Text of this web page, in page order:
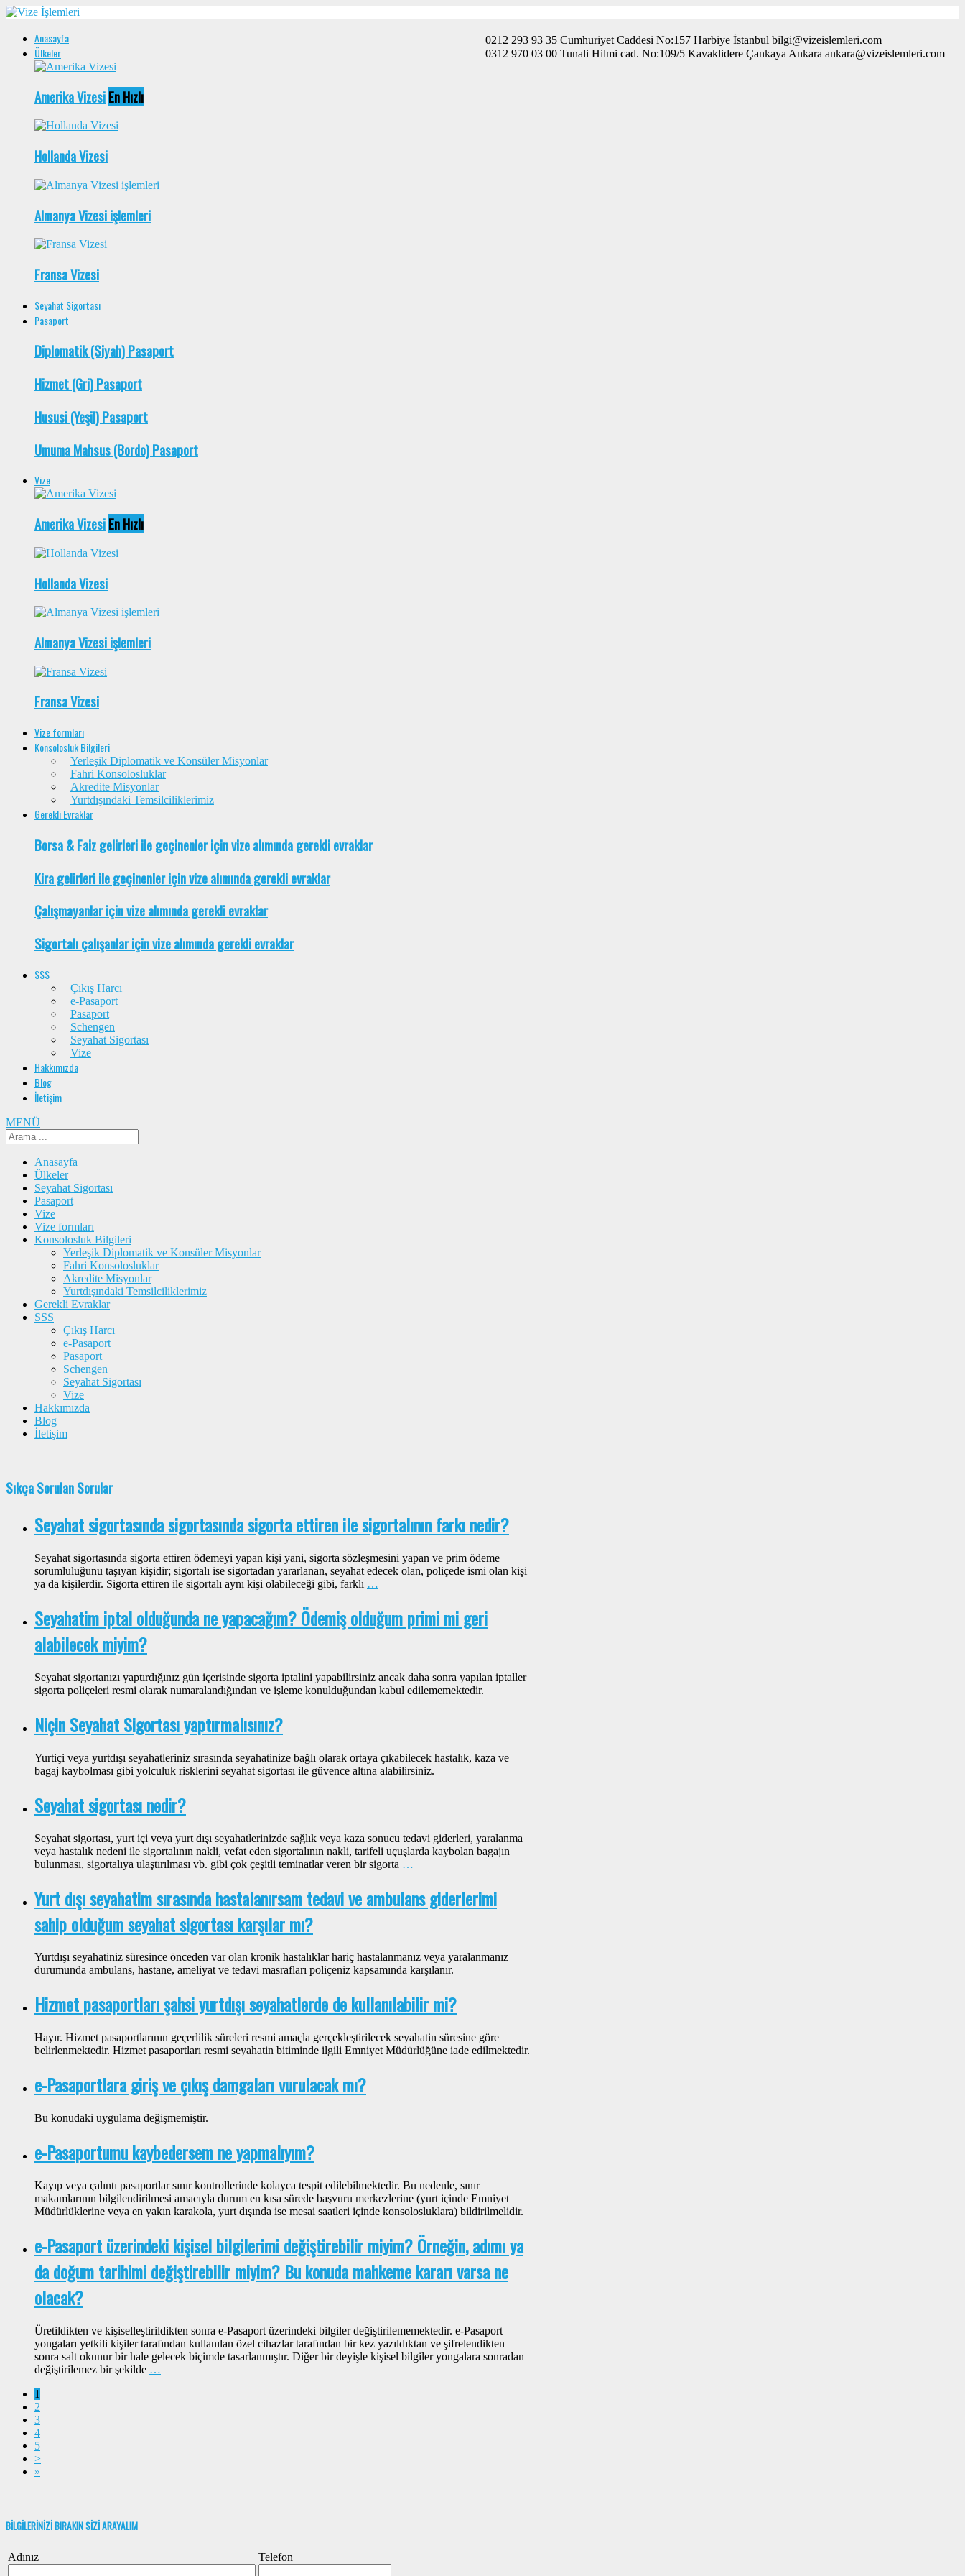
0212 293 93 35 Cumhuriyet Caddesi No:157 Harbiye İstanbul bilgi@vizeislemleri.com
0312 970 03 00 Tunali Hilmi cad. No:109/5 Kavaklidere Çankaya Ankara ankara@vizeislemleri.com
Anasayfa
Ülkeler
Amerika VizesiEn Hızlı
Hollanda Vizesi
Almanya Vizesi işlemleri
Fransa Vizesi
Seyahat Sigortası
Pasaport
Diplomatik (Siyah) Pasaport
Hizmet (Gri) Pasaport
Hususi (Yeşil) Pasaport
Umuma Mahsus (Bordo) Pasaport
Vize
Amerika VizesiEn Hızlı
Hollanda Vizesi
Almanya Vizesi işlemleri
Fransa Vizesi
Vize formları
Konsolosluk Bilgileri
Yerleşik Diplomatik ve Konsüler Misyonlar
Fahri Konsolosluklar
Akredite Misyonlar
Yurtdışındaki Temsilciliklerimiz
Gerekli Evraklar
Borsa & Faiz gelirleri ile geçinenler için vize alımında gerekli evraklar
Kira gelirleri ile geçinenler için vize alımında gerekli evraklar
Çalışmayanlar için vize alımında gerekli evraklar
Sigortalı çalışanlar için vize alımında gerekli evraklar
SSS
Çıkış Harcı
e-Pasaport
Pasaport
Schengen
Seyahat Sigortası
Vize
Hakkımızda
Blog
İletişim
MENÜ
Anasayfa
Ülkeler
Seyahat Sigortası
Pasaport
Vize
Vize formları
Konsolosluk Bilgileri
Yerleşik Diplomatik ve Konsüler Misyonlar
Fahri Konsolosluklar
Akredite Misyonlar
Yurtdışındaki Temsilciliklerimiz
Gerekli Evraklar
SSS
Çıkış Harcı
e-Pasaport
Pasaport
Schengen
Seyahat Sigortası
Vize
Hakkımızda
Blog
İletişim
Sıkça Sorulan Sorular
Seyahat sigortasında sigortasında sigorta ettiren ile sigortalının farkı nedir?
Seyahat sigortasında sigorta ettiren ödemeyi yapan kişi yani, sigorta sözleşmesini yapan ve prim ödeme
sorumluluğunu taşıyan kişidir; sigortalı ise sigortadan yararlanan, seyahat edecek olan, poliçede ismi olan kişi
ya da kişilerdir. Sigorta ettiren ile sigortalı aynı kişi olabileceği gibi, farklı …
Seyahatim iptal olduğunda ne yapacağım? Ödemiş olduğum primi mi geri
alabilecek miyim?
Seyahat sigortanızı yaptırdığınız gün içerisinde sigorta iptalini yapabilirsiniz ancak daha sonra yapılan iptaller
sigorta poliçeleri resmi olarak numaralandığından ve işleme konulduğundan kabul edilememektedir.
Niçin Seyahat Sigortası yaptırmalısınız?
Yurtiçi veya yurtdışı seyahatleriniz sırasında seyahatinize bağlı olarak ortaya çıkabilecek hastalık, kaza ve
bagaj kaybolması gibi yolculuk risklerini seyahat sigortası ile güvence altına alabilirsiniz.
Seyahat sigortası nedir?
Seyahat sigortası, yurt içi veya yurt dışı seyahatlerinizde sağlık veya kaza sonucu tedavi giderleri, yaralanma
veya hastalık nedeni ile sigortalının nakli, vefat eden sigortalının nakli, tarifeli uçuşlarda kaybolan bagajın
bulunması, sigortalıya ulaştırılması vb. gibi çok çeşitli teminatlar veren bir sigorta …
Yurt dışı seyahatim sırasında hastalanırsam tedavi ve ambulans giderlerimi
sahip olduğum seyahat sigortası karşılar mı?
Yurtdışı seyahatiniz süresince önceden var olan kronik hastalıklar hariç hastalanmanız veya yaralanmanız
durumunda ambulans, hastane, ameliyat ve tedavi masrafları poliçeniz kapsamında karşılanır.
Hizmet pasaportları şahsi yurtdışı seyahatlerde de kullanılabilir mi?
Hayır. Hizmet pasaportlarının geçerlilik süreleri resmi amaçla gerçekleştirilecek seyahatin süresine göre
belirlenmektedir. Hizmet pasaportları resmi seyahatin bitiminde ilgili Emniyet Müdürlüğüne iade edilmektedir.
e-Pasaportlara giriş ve çıkış damgaları vurulacak mı?
Bu konudaki uygulama değişmemiştir.
e-Pasaportumu kaybedersem ne yapmalıyım?
Kayıp veya çalıntı pasaportlar sınır kontrollerinde kolayca tespit edilebilmektedir. Bu nedenle, sınır
makamlarının bilgilendirilmesi amacıyla durum en kısa sürede başvuru merkezlerine (yurt içinde Emniyet
Müdürlüklerine veya en yakın karakola, yurt dışında ise mesai saatleri içinde konsolosluklara) bildirilmelidir.
e-Pasaport üzerindeki kişisel bilgilerimi değiştirebilir miyim? Örneğin, adımı ya
da doğum tarihimi değiştirebilir miyim? Bu konuda mahkeme kararı varsa ne
olacak?
Üretildikten ve kişiselleştirildikten sonra e-Pasaport üzerindeki bilgiler değiştirilememektedir. e-Pasaport
yongaları yetkili kişiler tarafından kullanılan özel cihazlar tarafından bir kez yazıldıktan ve şifrelendikten
sonra salt okunur bir hale gelecek biçimde tasarlanmıştır. Diğer bir deyişle kişisel bilgiler yongalara sonradan
değiştirilemez bir şekilde …
1
2
3
4
5
>
»
BİLGİLERİNİZİ BIRAKIN SİZİ ARAYALIM
Adınız Telefon